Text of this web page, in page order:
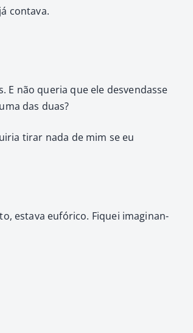
con­ta­va.
E não que­ria que ele desven­dasse
das duas?
tirar nada de mim se eu
esta­va eufóri­co. Fiquei imag­i­nan­